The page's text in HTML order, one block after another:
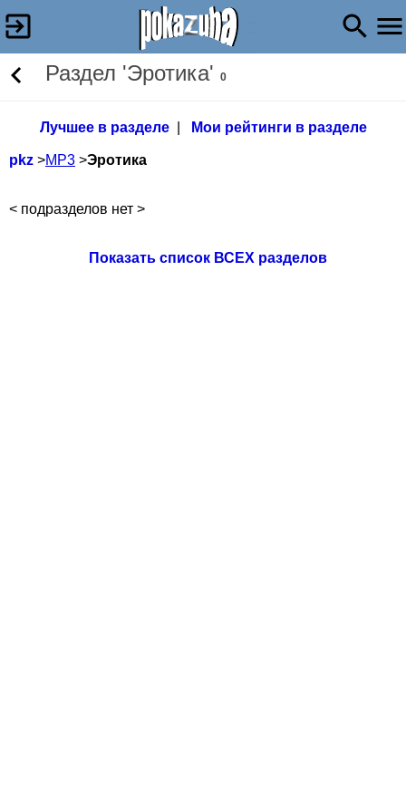
Раздел 'Эротика' 0
Лучшее в разделе| Мои рейтинги в разделе
pkz >МР3 >Эротика
< подразделов нет >
Показать список ВСЕХ разделов